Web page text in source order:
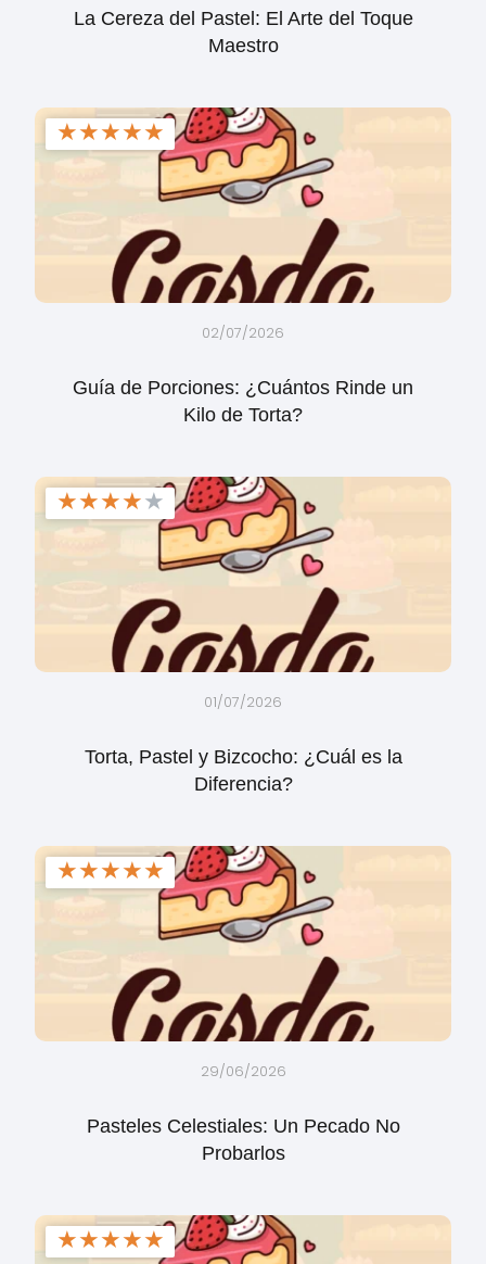
La Cereza del Pastel: El Arte del Toque
Maestro
★★★★★
02/07/2026
Guía de Porciones: ¿Cuántos Rinde un
Kilo de Torta?
★★★★★
01/07/2026
Torta, Pastel y Bizcocho: ¿Cuál es la
Diferencia?
★★★★★
29/06/2026
Pasteles Celestiales: Un Pecado No
Probarlos
★★★★★